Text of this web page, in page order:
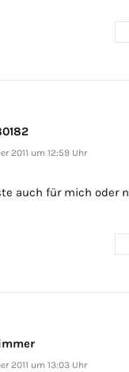
2011 um 12:59 Uhr
auch für mich oder
2011 um 13:03 Uhr